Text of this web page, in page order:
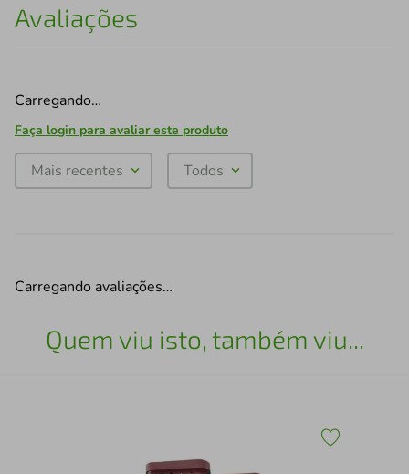
Avaliações
Carregando…
Faça login para avaliar este produto
Mais recentes Todos
Carregando avaliações…
Quem viu isto, também viu...